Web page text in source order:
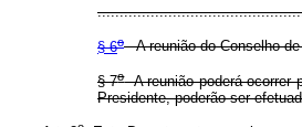
§ 6oA reunião do Conselho de
§ 7oA reunião poderá ocorrer
Presidente, poderão ser